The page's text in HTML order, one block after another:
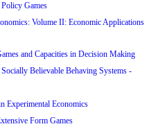
Games
Volume II: Economic Applications
and Capacities in Decision Making
Believable Behaving Systems -
Experimental Economics
Form Games